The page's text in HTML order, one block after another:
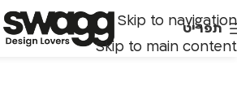
Skip to navigation
Skip to main content
תפריט